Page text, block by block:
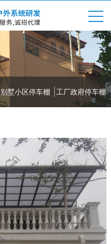
别墅小区停车棚 工厂政府停车棚